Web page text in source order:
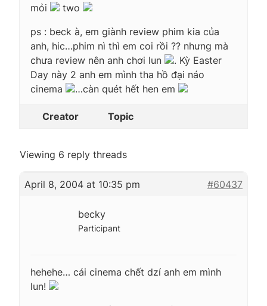
mỏi
two
ps : beck à, em giành review phim kia của
anh, hic…phim nì thì em coi rồi ?? nhưng mà
chưa review nên anh chơi lun
. Kỳ Easter
Day này 2 anh em mình tha hồ đại náo
cinema
…càn quét hết hen em
Creator Topic
Viewing 6 reply threads
April 8, 2004 at 10:35 pm #60437
becky
Participant
hehehe… cái cinema chết dzí anh em mình
lun!